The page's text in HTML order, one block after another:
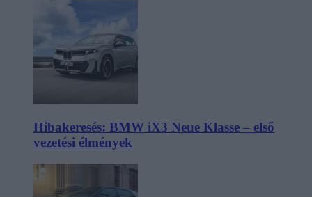
Hibakeresés: BMW iX3 Neue Klasse – első
vezetési élmények